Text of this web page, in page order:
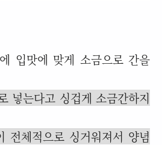
입맛에 맞게 소금으로 간을
넣는다고 싱겁게 소금간하지
전체적으로 싱거워져서 양념